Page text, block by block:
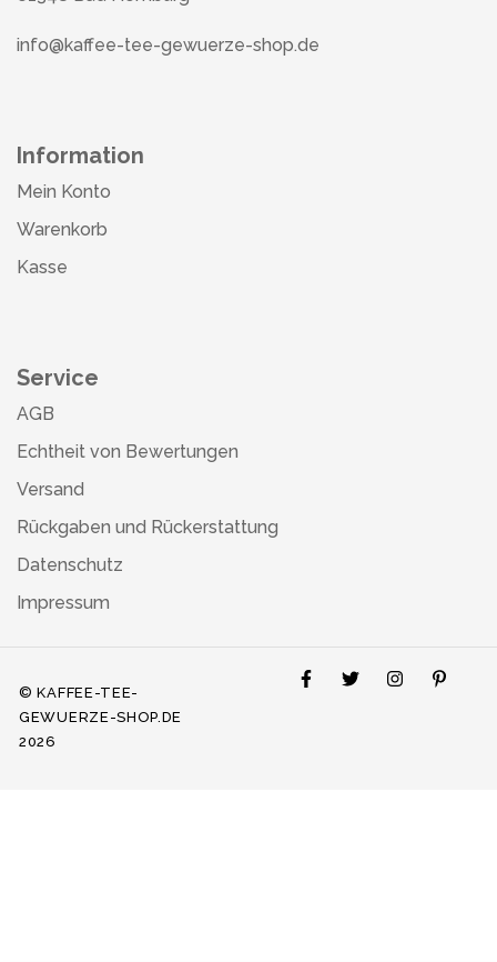
info@kaffee-tee-gewuerze-shop.de
Information
Mein Konto
Warenkorb
Kasse
Service
AGB
Echtheit von Bewertungen
Versand
Rückgaben und Rückerstattung
Datenschutz
Impressum
© KAFFEE-TEE-
GEWUERZE-SHOP.DE
2026